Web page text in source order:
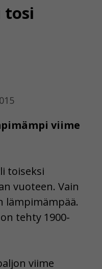
tosi
viime
toiseksi
vuoteen. Vain
lämpimämpää.
tehty 1900-
viime